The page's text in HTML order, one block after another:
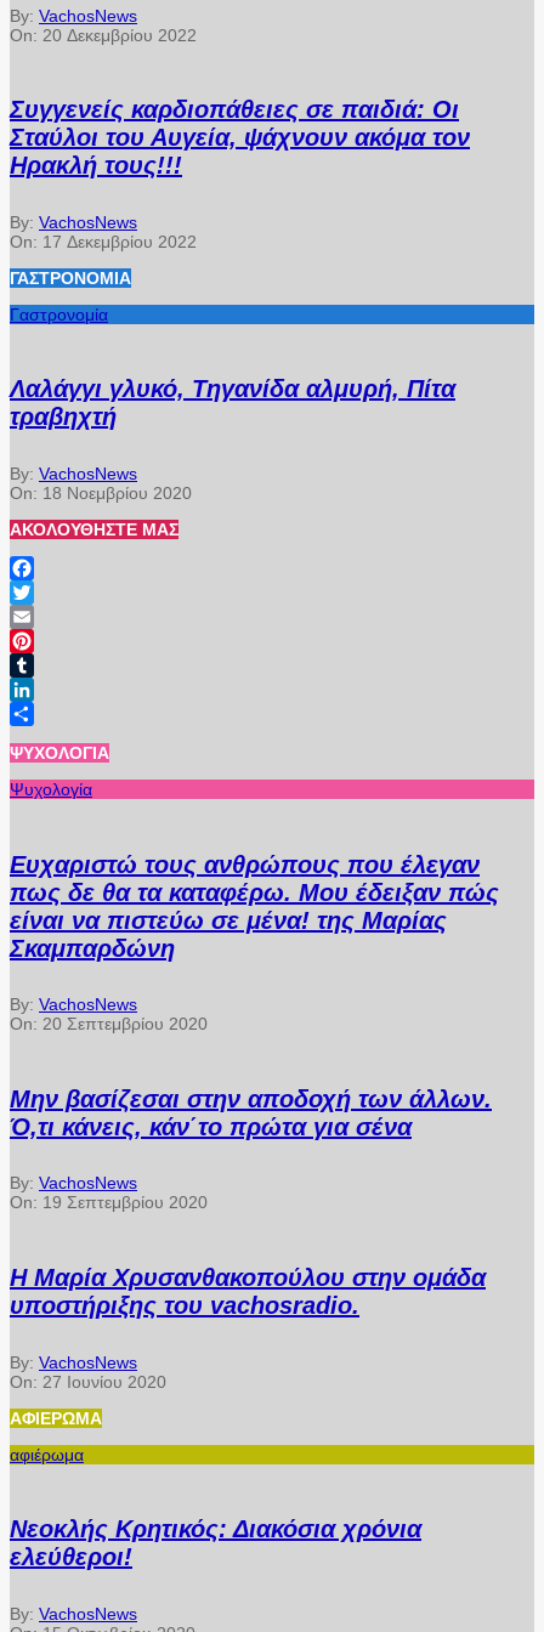
By: VachosNews
On: 20 Δεκεμβρίου 2022
Συγγενείς καρδιοπάθειες σε παιδιά: Οι
Σταύλοι του Αυγεία, ψάχνουν ακόμα τον
Ηρακλή τους!!!
By: VachosNews
On: 17 Δεκεμβρίου 2022
ΓΑΣΤΡΟΝΟΜΊΑ
Γαστρονομία
Λαλάγγι γλυκό, Τηγανίδα αλμυρή, Πίτα
τραβηχτή
By: VachosNews
On: 18 Νοεμβρίου 2020
ΑΚΟΛΟΥΘΉΣΤΕ ΜΑΣ
Facebook
Twitter
Email
Pinterest
Tumblr
LinkedIn
ΨΥΧΟΛΟΓΊΑ
Ψυχολογία
Ευχαριστώ τους ανθρώπους που έλεγαν
πως δε θα τα καταφέρω. Μου έδειξαν πώς
είναι να πιστεύω σε μένα! της Μαρίας
Σκαμπαρδώνη
By: VachosNews
On: 20 Σεπτεμβρίου 2020
Μην βασίζεσαι στην αποδοχή των άλλων.
Ό,τι κάνεις, κάν΄το πρώτα για σένα
By: VachosNews
On: 19 Σεπτεμβρίου 2020
Η Μαρία Χρυσανθακοπούλου στην ομάδα
υποστήριξης του vachosradio.
By: VachosNews
On: 27 Ιουνίου 2020
ΑΦΙΈΡΩΜΑ
αφιέρωμα
Νεοκλής Κρητικός: Διακόσια χρόνια
ελεύθεροι!
By: VachosNews